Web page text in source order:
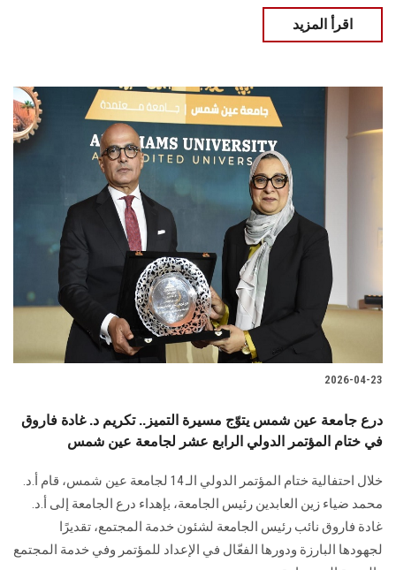
اقرأ المزيد
2026-04-23
درع جامعة عين شمس يتوّج مسيرة التميز.. تكريم د. غادة فاروق
في ختام المؤتمر الدولي الرابع عشر لجامعة عين شمس
خلال احتفالية ختام المؤتمر الدولي الـ 14 لجامعة عين شمس، قام أ.د.
محمد ضياء زين العابدين رئيس الجامعة، بإهداء درع الجامعة إلى أ.د.
غادة فاروق نائب رئيس الجامعة لشئون خدمة المجتمع، تقديرًا
لجهودها البارزة ودورها الفعّال في الإعداد للمؤتمر وفي خدمة المجتمع